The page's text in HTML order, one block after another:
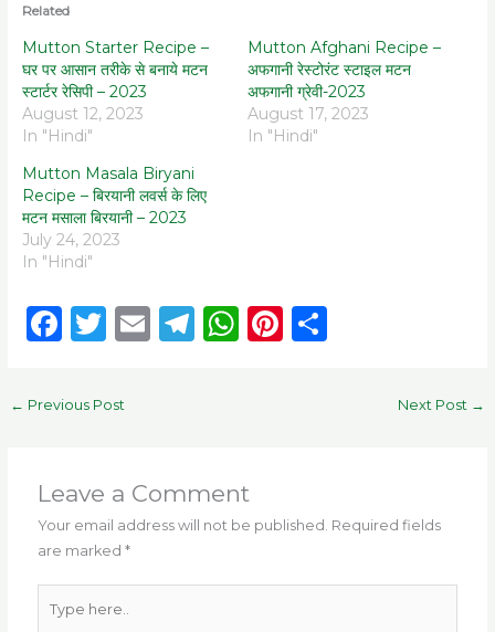
Related
Mutton Starter Recipe –
घर पर आसान तरीके से बनाये मटन
स्टार्टर रेसिपी – 2023
August 12, 2023
In "Hindi"
Mutton Afghani Recipe –
अफगानी रेस्टोरंट स्टाइल मटन
अफगानी ग्रेवी-2023
August 17, 2023
In "Hindi"
Mutton Masala Biryani
Recipe – बिरयानी लवर्स के लिए
मटन मसाला बिरयानी – 2023
July 24, 2023
In "Hindi"
F
c
o
o
k
T
it
E T
m
W
p
p
Pi S
← Previous Post Next Post →
Leave a Comment
Your email address will not be published. Required fields
are marked*
here..